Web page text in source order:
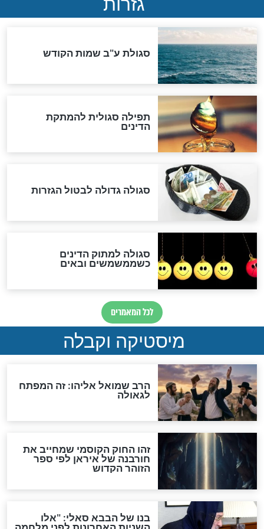
המסמך האבוד שנחשף
במרתפי מוסקבה: כתב היד
הנדיר של הרשב"ם התגלה
שורדת השואה שחוגגת 100:
"מודה לקב"ה על כל השנים"
לכל המאמרים
אחרית הימים
האם אפשר לחשב את הקץ?
מה יהיה בימות המשיח?
"לפני הגאולה תהיה אפיקורסות
והכחשה גדולה מאוד של
האמונה"